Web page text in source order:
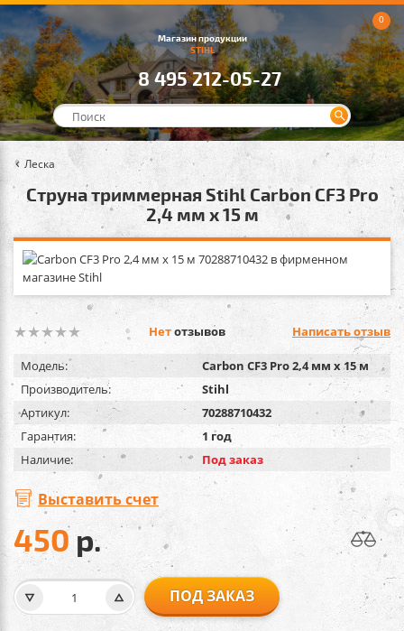
Магазин продукции
STIHL
8 495 212-05-27
0
Леска
Cтруна триммерная Stihl Carbon CF3 Pro
2,4 мм х 15 м
Нетотзывов Написать отзыв
Модель:
Carbon CF3 Pro 2,4 мм х 15 м
Производитель:
Stihl
Артикул:
70288710432
Гарантия:
1 год
Наличие:
Под заказ
Выставить счет
450р.
ПОД ЗАКАЗ